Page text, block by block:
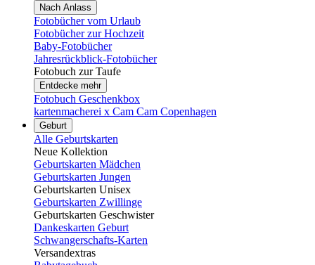
Nach Anlass
Fotobücher vom Urlaub
Fotobücher zur Hochzeit
Baby-Fotobücher
Jahresrückblick-Fotobücher
Fotobuch zur Taufe
Entdecke mehr
Fotobuch Geschenkbox
kartenmacherei x Cam Cam Copenhagen
Geburt
Alle Geburtskarten
Neue Kollektion
Geburtskarten Mädchen
Geburtskarten Jungen
Geburtskarten Unisex
Geburtskarten Zwillinge
Geburtskarten Geschwister
Dankeskarten Geburt
Schwangerschafts-Karten
Versandextras